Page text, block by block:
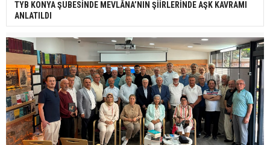
TYB KONYA ŞUBESİNDE MEVLÂNA’NIN ŞİİRLERİNDE AŞK KAVRAMI
ANLATILDI